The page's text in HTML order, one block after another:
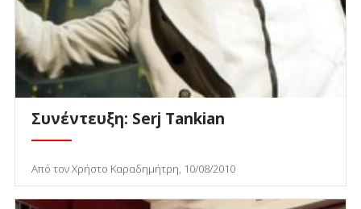
Συνέντευξη: Serj Tankian
Από τον Χρήστο Καραδημήτρη, 10/08/2010